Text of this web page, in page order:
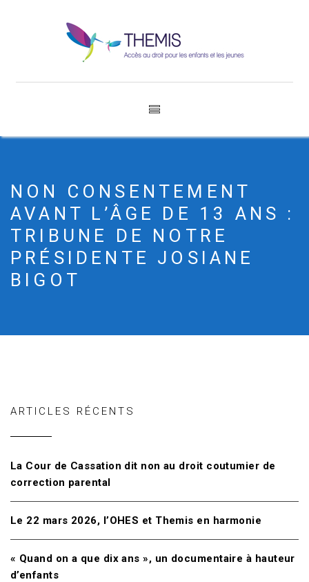
NON CONSENTEMENT
AVANT L’ÂGE DE 13 ANS :
TRIBUNE DE NOTRE
PRÉSIDENTE JOSIANE
BIGOT
ARTICLES RÉCENTS
La Cour de Cassation dit non au droit coutumier de
correction parental
Le 22 mars 2026, l’OHES et Themis en harmonie
« Quand on a que dix ans », un documentaire à hauteur
d’enfants